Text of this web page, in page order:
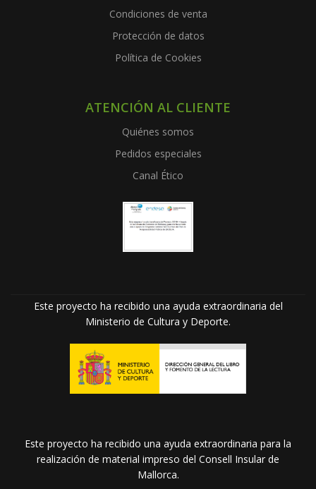
Condiciones de venta
Protección de datos
Política de Cookies
ATENCIÓN AL CLIENTE
Quiénes somos
Pedidos especiales
Canal Ético
Este proyecto ha recibido una ayuda extraordinaria del
Ministerio de Cultura y Deporte.
Este proyecto ha recibido una ayuda extraordinaria para la
realización de material impreso del Consell Insular de
Mallorca.